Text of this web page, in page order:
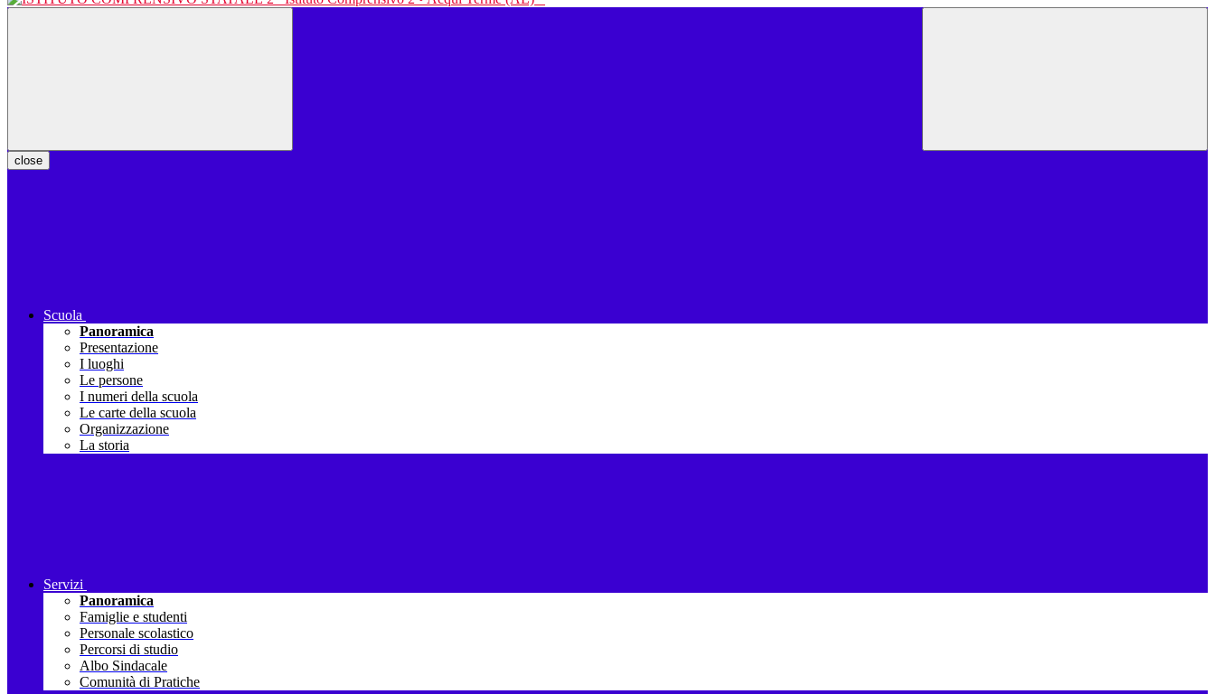
close
Scuola
Panoramica
Presentazione
I luoghi
Le persone
I numeri della scuola
Le carte della scuola
Organizzazione
La storia
Servizi
Panoramica
Famiglie e studenti
Personale scolastico
Percorsi di studio
Albo Sindacale
Comunità di Pratiche